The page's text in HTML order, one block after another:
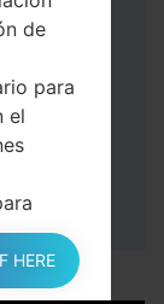
número
y el
y se
de
para
el
la que
una
HERE